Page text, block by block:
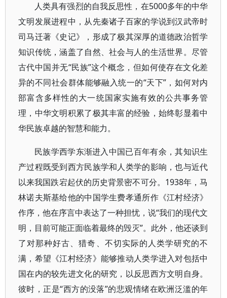
人类具有强烈的自我反思性，在5000多年的中华
文明发展进程中，从先秦诸子百家的学说到汉武帝时
司马迁著《史记》，形成了极其深厚的道德政治哲学
知识传统，涵盖了自然、社会与人的生活世界。尽管
古代中国并无“民族”这个概念，但如何使存在文化差
异的不同社会群体能够融入统一的“天下”，如何对内
部富含多样性的大一统国家实施有效的公共事务管
理，中华文明积累了极其丰富的经验，始终彰显着中
华民族卓越的智慧和能力。
民族学西学东渐进入中国已百年有余，其知识生
产过程既受到西方民族学和人类学的影响，也与近代
以来我国跌宕起伏的历史背景密不可分。1938年，马
林诺夫斯基给他的中国学生费孝通所作《江村经济》
作序，他在序言中表达了一种担忧，说“我们的现代文
明，目前可能正面临着最终的毁灭”。此外，他还谈到
了对那种好古、猎奇、不切实际的人类学研究的不
满，希望《江村经济》能够推动人类学进入对包括中
国在内的较先进文化的研究，以反思西方文明自身。
彼时，正是“西方的没落”的悲观情绪在欧洲泛滥的年